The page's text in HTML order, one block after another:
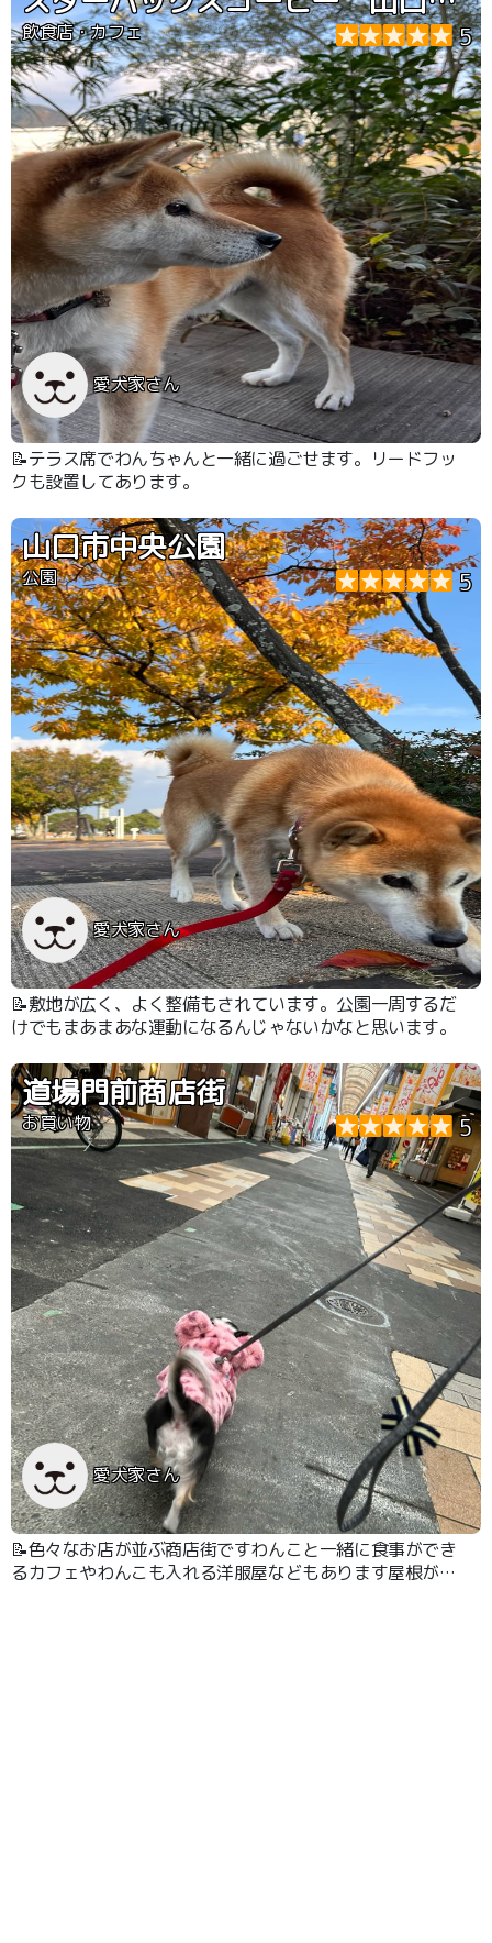
飲食店・カフェ 5
愛犬家さん
📝テラス席でわんちゃんと一緒に過ごせます。リードフッ
クも設置してあります。
山口市中央公園
公園 5
愛犬家さん
📝敷地が広く、よく整備もされています。公園一周するだ
けでもまあまあな運動になるんじゃないかなと思います。
道場門前商店街
お買い物 5
愛犬家さん
📝色々なお店が並ぶ商店街ですわんこと一緒に食事ができ
るカフェやわんこも入れる洋服屋などもあります屋根があ